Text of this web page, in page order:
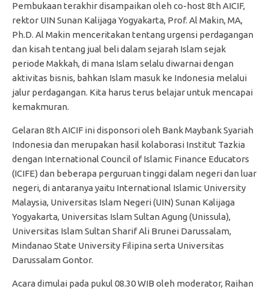
Pembukaan terakhir disampaikan oleh co-host 8th AICIF,
rektor UIN Sunan Kalijaga Yogyakarta, Prof. Al Makin, MA,
Ph.D. Al Makin menceritakan tentang urgensi perdagangan
dan kisah tentang jual beli dalam sejarah Islam sejak
periode Makkah, di mana Islam selalu diwarnai dengan
aktivitas bisnis, bahkan Islam masuk ke Indonesia melalui
jalur perdagangan. Kita harus terus belajar untuk mencapai
kemakmuran.
Gelaran 8th AICIF ini disponsori oleh Bank Maybank Syariah
Indonesia dan merupakan hasil kolaborasi Institut Tazkia
dengan International Council of Islamic Finance Educators
(ICIFE) dan beberapa perguruan tinggi dalam negeri dan luar
negeri, di antaranya yaitu International Islamic University
Malaysia, Universitas Islam Negeri (UIN) Sunan Kalijaga
Yogyakarta, Universitas Islam Sultan Agung (Unissula),
Universitas Islam Sultan Sharif Ali Brunei Darussalam,
Mindanao State University Filipina serta Universitas
Darussalam Gontor.
Acara dimulai pada pukul 08.30 WIB oleh moderator, Raihan